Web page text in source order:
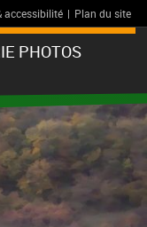
accessibilité | Plan du site
PHOTOS